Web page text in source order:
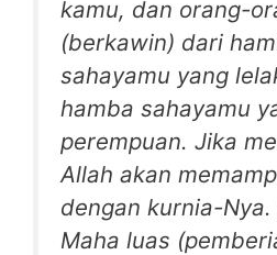
kamu, dan orang-
(berkawin) dari
sahayamu yang
hamba sahayamu
perempuan. Jika
Allah akan
dengan kurnia-Nya.
Maha luas